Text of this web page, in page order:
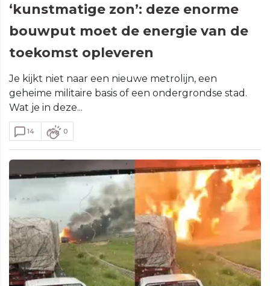
‘kunstmatige zon’: deze enorme
bouwput moet de energie van de
toekomst opleveren
Je kijkt niet naar een nieuwe metrolijn, een
geheime militaire basis of een ondergrondse stad.
Wat je in deze...
14 0